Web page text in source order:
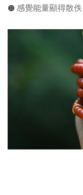
🟠 感覺能量顯得散佚